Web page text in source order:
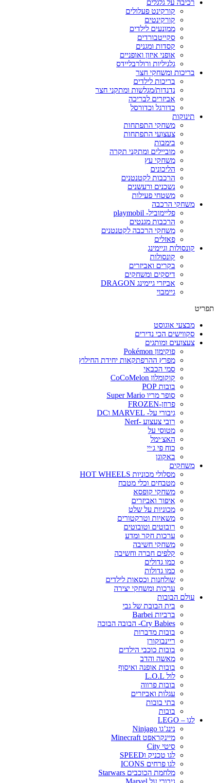
רכיבה על גלגלים
קורקינט פעלולים
קורקינטים
ממונעים לילדים
סקייטבורדים
קסדות ומגנים
אופני איזון ואופניים
גלגיליות ורולרבליידס
בריכות ומשחקי חצר
בריכות לילדים
נדנדות/מגלשות ומתקני חצר
אביזרים לבריכה
כדורגל וכדורסל
תינוקות
משחקי התפתחות
צעצועי התפתחות
בימבות
מוביילים ומתקני תקרה
משחקי עץ
הליכונים
הרכבות לקטנטנים
נשכנים ורעשנים
משטחי פעילות
משחקי הרכבה
פליימוביל- playmobil
הרכבות מגנטים
משחקי הרכבה לקטנטנים
פאזלים
קונסולות וגיימינג
קונסולות
בקרים ואביזרים
דיסקים ומשחקים
אביזרי גיימינג DRAGON
גיימבוי
תפריט
מבצעי אוגוסט
סקווישים הכי נדירים
צעצועים ומותגים
פוקימון Pokémon
מפרץ ההרפתקאות יחידת החילוץ
סמי הכבאי
קוקומלון CoCoMelon
בובות POP
סופר מריו Super Mario
פרוזן-FROZEN
גיבורי על- MARVEL וDC
רובי צעצוע -Nerf
מטוסי על
האצ׳ימל
כוח פי ג׳יי
באקוגן
משחקים
מסלולי מכוניות HOT WHEELS
מטבחים וכלי מטבח
משחקי קופסא
איפור ואביזרים
מכוניות על שלט
משאיות וטרקטורים
רובוטים וטובוטים
ערכות חקר ומדע
משחקי חשיבה
קלפים חברה וחשיבה
כמו גדולים
כמו גדולות
שולחנות וכסאות לילדים
ערכות ומשחקי יצירה
עולם הבובות
בית הבובת של גבי
ברביות Barbei
Cry Babies- הבובה הבוכה
בובות מדברות
ריינבוקורן
בובות כוכבי הילדים
מאשה והדב
בובות אופנה ואיסוף
לול L.O.L
בובות פרווה
עגלות ואביזרים
בתי בובות
בובות
לגו – LEGO
נינג’גו Ninjago
מיינקראפט Minecraft
סיטי City
לגו טכניק וSPEED
לגו פרחים ICONS
מלחמת הכוכבים Starwars
גיבורי על Marvel